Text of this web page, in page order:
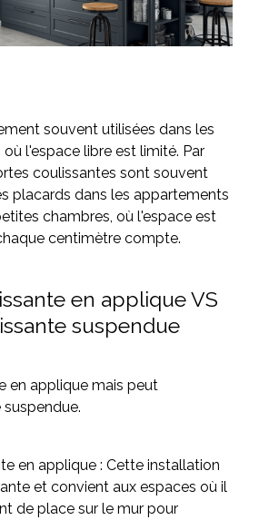
souvent utilisées dans les
l'espace libre est limité. Par
coulissantes sont souvent
placards dans les appartements
chambres, où l'espace est
centimètre compte.
en applique VS
suspendue
en applique mais peut
en applique : Cette installation
et convient aux espaces où il
de place sur le mur pour